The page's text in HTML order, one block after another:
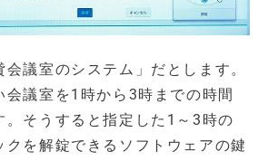
議室のシステム」だとします。
会議室を1時から3時までの時間
。そうすると指定した1～3時の
クを解錠できるソフトウェアの鍵